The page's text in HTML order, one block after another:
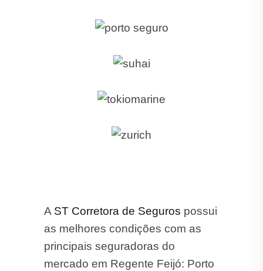
A ST Corretora de Seguros possui
as melhores condições com as
principais seguradoras do
mercado em Regente Feijó: Porto